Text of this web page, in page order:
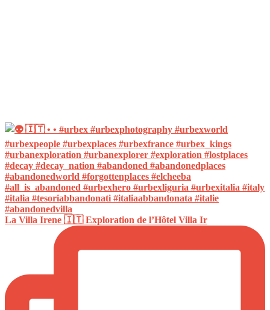
La Villa Irene 🇮🇹 Exploration de l’Hôtel Villa Ir